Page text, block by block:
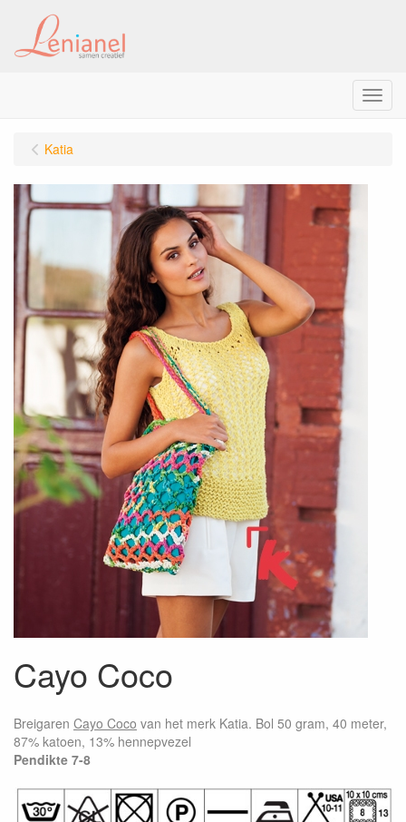
Menu
Katia
Cayo Coco
Breigaren Cayo Coco van het merk Katia. Bol 50 gram, 40 meter,
87% katoen, 13% hennepvezel
Pendikte 7-8